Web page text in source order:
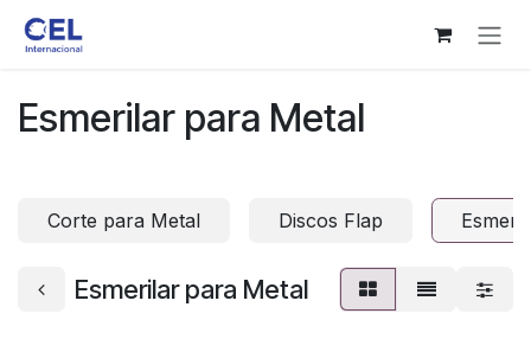
Ir al contenido
Esmerilar para Metal
Corte para Metal Discos Flap
Esmerilar para Metal